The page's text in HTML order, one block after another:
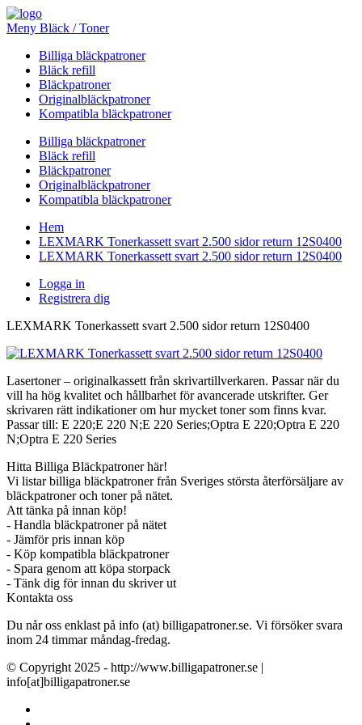
Meny Bläck / Toner
Billiga bläckpatroner
Bläck refill
Bläckpatroner
Originalbläckpatroner
Kompatibla bläckpatroner
Billiga bläckpatroner
Bläck refill
Bläckpatroner
Originalbläckpatroner
Kompatibla bläckpatroner
Hem
LEXMARK Tonerkassett svart 2.500 sidor return 12S0400
LEXMARK Tonerkassett svart 2.500 sidor return 12S0400
Logga in
Registrera dig
LEXMARK Tonerkassett svart 2.500 sidor return 12S0400
Lasertoner – originalkassett från skrivartillverkaren. Passar när du
vill ha hög kvalitet och hållbarhet för avancerade utskrifter. Ger
skrivaren rätt indikationer om hur mycket toner som finns kvar.
Passar till: E 220;E 220 N;E 220 Series;Optra E 220;Optra E 220
N;Optra E 220 Series
Hitta Billiga Bläckpatroner här!
Vi listar billiga bläckpatroner från Sveriges största återförsäljare av
bläckpatroner och toner på nätet.
Att tänka på innan köp!
- Handla bläckpatroner på nätet
- Jämför pris innan köp
- Köp kompatibla bläckpatroner
- Spara genom att köpa storpack
- Tänk dig för innan du skriver ut
Kontakta oss
Du når oss enklast på info (at) billigapatroner.se. Vi försöker svara
inom 24 timmar måndag-fredag.
© Copyright 2025 - http://www.billigapatroner.se |
info[at]billigapatroner.se